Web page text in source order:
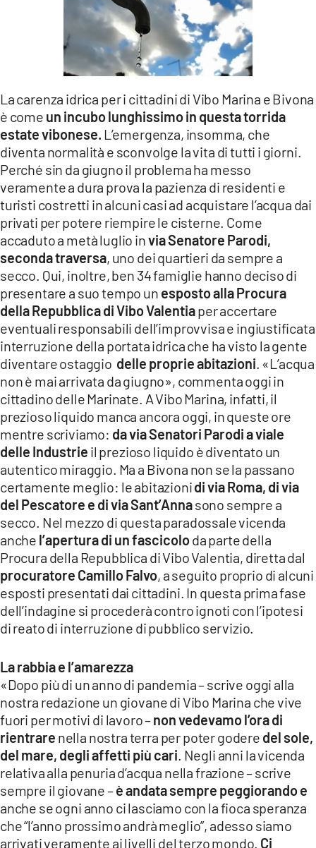
La carenza idrica per i cittadini di Vibo Marina e Bivona
è come un incubo lunghissimo in questa torrida
estate vibonese. L’emergenza, insomma, che
diventa normalità e sconvolge la vita di tutti i giorni.
Perché sin da giugno il problema ha messo
veramente a dura prova la pazienza di residenti e
turisti costretti in alcuni casi ad acquistare l’acqua dai
privati per potere riempire le cisterne. Come
accaduto a metà luglio invia Senatore Parodi,
seconda traversa, uno dei quartieri da sempre a
secco. Qui, inoltre, ben 34 famiglie hanno deciso di
presentare a suo tempo un esposto alla Procura
della Repubblica di Vibo Valentiaper accertare
eventuali responsabili dell’improvvisa e ingiustificata
interruzione della portata idrica che ha visto la gente
diventare ostaggio delle proprie abitazioni . «L’acqua
non è mai arrivata da giugno», commenta oggi in
cittadino delle Marinate. A Vibo Marina, infatti, il
prezioso liquido manca ancora oggi, in queste ore
mentre scriviamo: da via Senatori Parodi a viale
delle Industrie il prezioso liquido è diventato un
autentico miraggio. Ma a Bivona non se la passano
certamente meglio: le abitazionidi via Roma, di via
del Pescatore e di via Sant’Annasono sempre a
secco. Nel mezzo di questa paradossale vicenda
anche l’apertura di un fascicoloda parte della
Procura della Repubblica di Vibo Valentia, diretta dal
procuratore Camillo Falvo, a seguito proprio di alcuni
esposti presentati dai cittadini. In questa prima fase
dell’indagine si procederà contro ignoti con l’ipotesi
di reato di interruzione di pubblico servizio.
La rabbia e l’amarezza
«Dopo più di un anno di pandemia – scrive oggi alla
nostra redazione un giovane di Vibo Marina che vive
fuori per motivi di lavoro –non vedevamo l’ora di
rientrare nella nostra terra per poter godere del sole,
del mare, degli affetti più cari . Negli anni la vicenda
relativa alla penuria d’acqua nella frazione – scrive
sempre il giovane –è andata sempre peggiorando e
anche se ogni anno ci lasciamo con la fioca speranza
che “l’anno prossimo andrà meglio”, adesso siamo
arrivati veramente ai livelli del terzo mondo. Ci